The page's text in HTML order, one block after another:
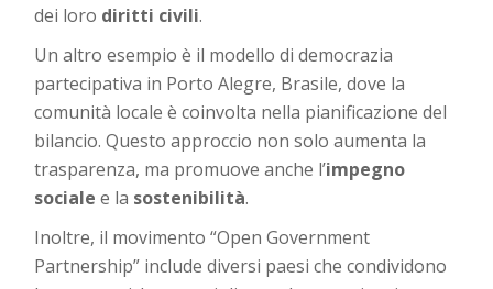
dei loro diritti civili.
Un altro esempio è il modello di democrazia
partecipativa in Porto Alegre, Brasile, dove la
comunità locale è coinvolta nella pianificazione del
bilancio. Questo approccio non solo aumenta la
trasparenza, ma promuove anche l’impegno
sociale e la sostenibilità.
Inoltre, il movimento “Open Government
Partnership” include diversi paesi che condividono